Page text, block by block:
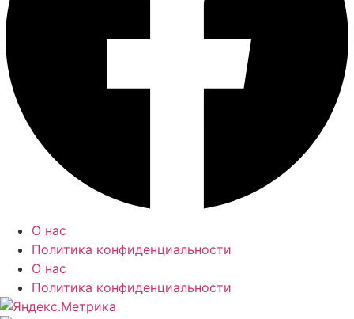
О нас
Политика конфиденциальности
О нас
Политика конфиденциальности